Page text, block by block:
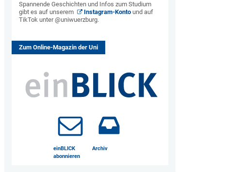
Spannende Geschichten und Infos zum Studium
gibt es auf unserem
Instagram-Konto und auf
TikTok unter @uniwuerzburg.
Zum Online-Magazin der Uni
einBLICK
abonnieren
Archiv